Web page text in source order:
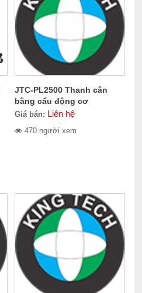
JTC-PL2500 Thanh cân
bằng cẩu động cơ
Giá bán: Liên hệ
470 người xem